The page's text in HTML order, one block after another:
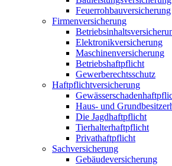
Feuerrohbauversicherung
Firmenversicherung
Elektronikversicherung
Maschinenversicherung
Betriebshaftpflicht
Gewerberechtsschutz
Haftpflichtversicherung
Haus- und
Die Jagdhaftpflicht
Tierhalterhaftpflicht
Privathaftpflicht
Sachversicherung
Gebäudeversicherung